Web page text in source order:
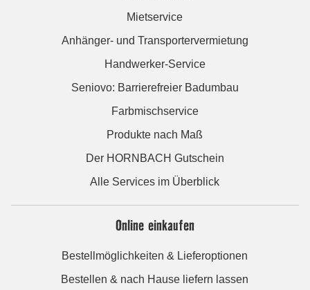
Mietservice
Anhänger- und Transportervermietung
Handwerker-Service
Seniovo: Barrierefreier Badumbau
Farbmischservice
Produkte nach Maß
Der HORNBACH Gutschein
Alle Services im Überblick
Online einkaufen
Bestellmöglichkeiten & Lieferoptionen
Bestellen & nach Hause liefern lassen